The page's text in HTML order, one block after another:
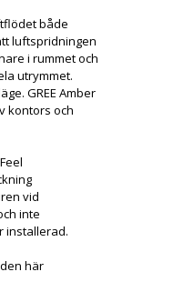
både
luftspridningen
i rummet och
utrymmet.
GREE Amber
kontors och
vid
inte
installerad.
här